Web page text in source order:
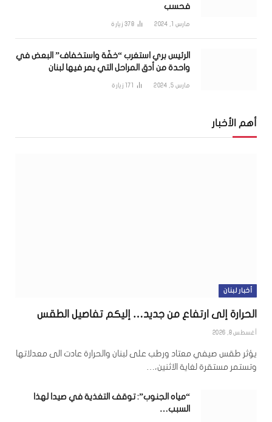
فحسب
مارس 1, 2024 378 زيارة
الرئيس بري استغرب “خفّة واستخفاف” البعض في
واحدة من أدق المراحل التي يمر فيها لبنان
مارس 5, 2024 171 زيارة
أهم الأخبار
أخبار لبنان
الحرارة إلى ارتفاع من جديد… إليكم تفاصيل الطقس
أغسطس 8, 2026
يؤثر طقس صيفي معتاد ورطب على لبنان والحرارة عادت الى معدلاتها
وتستمر مستقرة لغاية الاثنين،…
“مياه الجنوب”: توقف التغذية في صيدا لهذا
السبب…